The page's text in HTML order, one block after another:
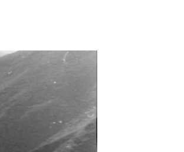
Mapy,